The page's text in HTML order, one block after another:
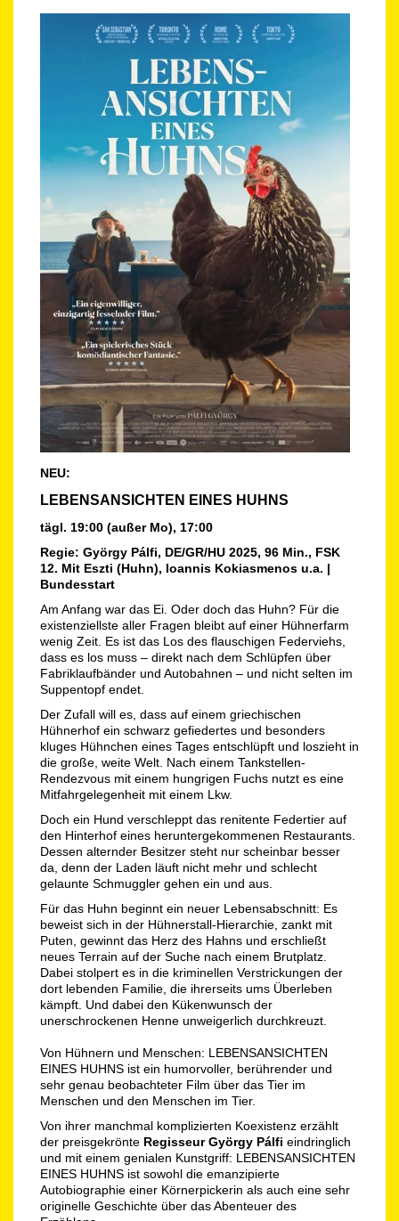
NEU:
LEBENSANSICHTEN EINES HUHNS
tägl. 19:00 (außer Mo), 17:00
Regie: György Pálfi, DE/GR/HU 2025, 96 Min., FSK
12. Mit Eszti (Huhn), Ioannis Kokiasmenos u.a. |
Bundesstart
Am Anfang war das Ei. Oder doch das Huhn? Für die
existenziellste aller Fragen bleibt auf einer Hühnerfarm
wenig Zeit. Es ist das Los des flauschigen Federviehs,
dass es los muss – direkt nach dem Schlüpfen über
Fabriklaufbänder und Autobahnen – und nicht selten im
Suppentopf endet.
Der Zufall will es, dass auf einem griechischen
Hühnerhof ein schwarz gefiedertes und besonders
kluges Hühnchen eines Tages entschlüpft und loszieht in
die große, weite Welt. Nach einem Tankstellen-
Rendezvous mit einem hungrigen Fuchs nutzt es eine
Mitfahrgelegenheit mit einem Lkw.
Doch ein Hund verschleppt das renitente Federtier auf
den Hinterhof eines heruntergekommenen Restaurants.
Dessen alternder Besitzer steht nur scheinbar besser
da, denn der Laden läuft nicht mehr und schlecht
gelaunte Schmuggler gehen ein und aus.
Für das Huhn beginnt ein neuer Lebensabschnitt: Es
beweist sich in der Hühnerstall-Hierarchie, zankt mit
Puten, gewinnt das Herz des Hahns und erschließt
neues Terrain auf der Suche nach einem Brutplatz.
Dabei stolpert es in die kriminellen Verstrickungen der
dort lebenden Familie, die ihrerseits ums Überleben
kämpft. Und dabei den Kükenwunsch der
unerschrockenen Henne unweigerlich durchkreuzt.
Von Hühnern und Menschen: LEBENSANSICHTEN
EINES HUHNS ist ein humorvoller, berührender und
sehr genau beobachteter Film über das Tier im
Menschen und den Menschen im Tier.
Von ihrer manchmal komplizierten Koexistenz erzählt
der preisgekrönte Regisseur György Pálfi eindringlich
und mit einem genialen Kunstgriff: LEBENSANSICHTEN
EINES HUHNS ist sowohl die emanzipierte
Autobiographie einer Körnerpickerin als auch eine sehr
originelle Geschichte über das Abenteuer des